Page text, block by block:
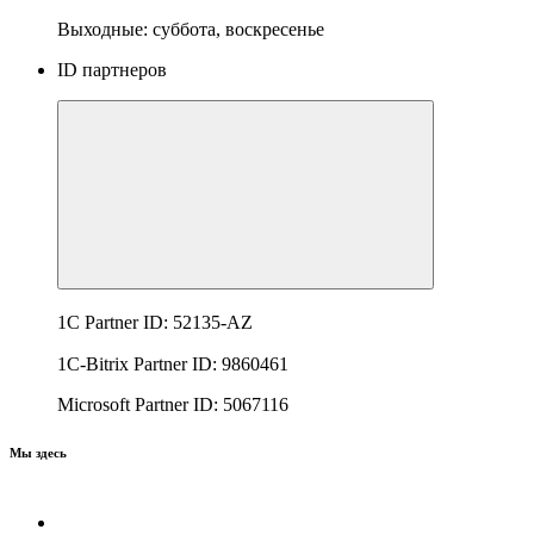
Выходные: суббота, воскресенье
ID партнеров
1C Partner ID: 52135-AZ
1C-Bitrix Partner ID: 9860461
Microsoft Partner ID: 5067116
Мы здесь